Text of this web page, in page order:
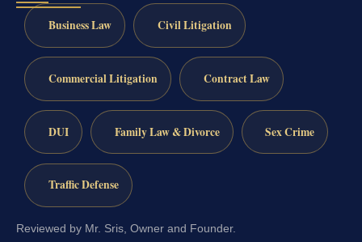
Business Law Civil Litigation
Commercial Litigation Contract Law
DUI Family Law & Divorce Sex Crime
Traffic Defense
Reviewed by Mr. Sris, Owner and Founder.